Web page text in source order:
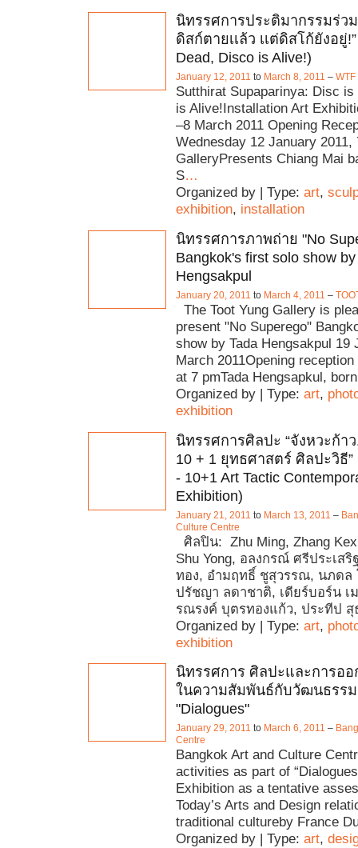
นิทรรศการประติมากรรมร่ว
ดิสก์ตายเเล้ว เเต่ดิสโก้ยังอยู่
Dead, Disco is Alive!)
January 12, 2011 to March 8, 2011 –
Sutthirat Supaparinya: Disc
is Alive!Installation Art
–8 March 2011 Opening
Wednesday 12 January 2011,
GalleryPresents Chiang Mai
S…
Organized by | Type: art,
exhibition, installation
นิทรรศการภาพถ่าย "No
Bangkok's first solo show by
Hengsakpul
January 20, 2011 to March 4, 2011 –
The Toot Yung Gallery is
present "No Superego"
show by Tada Hengsakpul 19
March 2011Opening
at 7 pmTada Hengsapkul,
Organized by | Type: art,
exhibition
นิทรรศการศิลปะ “จังหวะก้า
10 + 1 ยุทธศาสตร์ ศิลปะวิธี”
- 10+1 Art Tactic
Exhibition)
January 21, 2011 to March 13, 2011 –
Culture Centre
ศิลปิน: Zhu Ming, Zhang
Shu Yong, อลงกรณ์​ ศรีประเส
ทอง, อำมฤทธิ์ ชูสุวรรณ, นภดล
ปรัชญา ลดาชาติ, เดียร์บอร์น
รณรงค์ บุตรทองแก้ว, ประทีป สุ
Organized by | Type: art,
exhibition
นิทรรศการ ศิลปะและการอ
ในความสัมพันธ์กับวัฒนธรรม
"Dialogues"
January 29, 2011 to March 6, 2011 –
Centre
Bangkok Art and Culture
activities as part of
Exhibition as a tentative
Today’s Arts and Design
traditional cultureby France
Organized by | Type: art,